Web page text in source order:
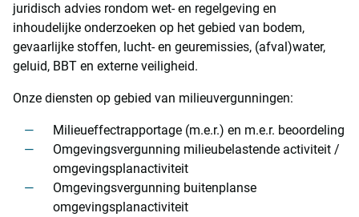
juridisch advies rondom wet- en regelgeving en
inhoudelijke onderzoeken op het gebied van bodem,
gevaarlijke stoffen, lucht- en geuremissies, (afval)water,
geluid, BBT en externe veiligheid.
Onze diensten op gebied van milieuvergunningen:
Milieueffectrapportage (m.e.r.) en m.e.r. beoordeling
Omgevingsvergunning milieubelastende activiteit /
omgevingsplanactiviteit
Omgevingsvergunning buitenplanse
omgevingsplanactiviteit